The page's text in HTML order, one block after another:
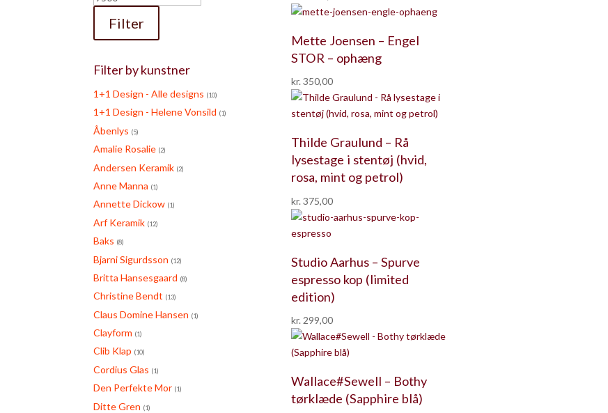
Mette Joensen – Engel
STOR – ophæng
kr. 350,00
Thilde Graulund – Rå
lysestage i stentøj (hvid,
rosa, mint og petrol)
kr. 375,00
Studio Aarhus – Spurve
espresso kop (limited
edition)
kr. 299,00
Wallace#Sewell – Bothy
tørklæde (Sapphire blå)
Filter
Filter by kunstner
1+1 Design - Alle designs (10)
1+1 Design - Helene Vonsild (1)
Åbenlys (5)
Amalie Rosalie (2)
Andersen Keramik (2)
Anne Manna (1)
Annette Dickow (1)
Arf Keramik (12)
Baks (8)
Bjarni Sigurdsson (12)
Britta Hansesgaard (8)
Christine Bendt (13)
Claus Domine Hansen (1)
Clayform (1)
Clib Klap (10)
Cordius Glas (1)
Den Perfekte Mor (1)
Ditte Gren (1)